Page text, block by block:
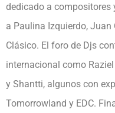
dedicado a compositores
a Paulina Izquierdo, Juan
Clásico. El foro de Djs
internacional como Raziel
y Shantti, algunos con
Tomorrowland y EDC.